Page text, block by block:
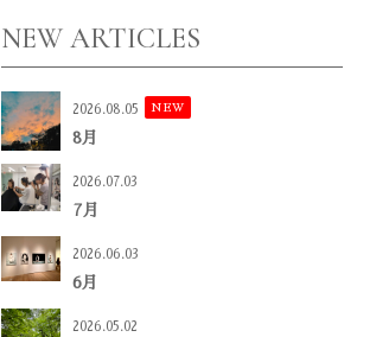
NEW ARTICLES
2026.08.05 NEW
8月
2026.07.03
7月
2026.06.03
6月
2026.05.02